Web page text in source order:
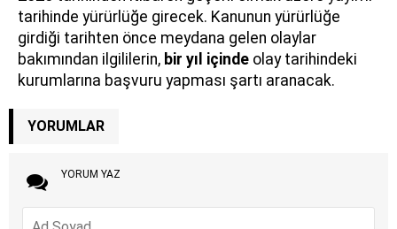
tarihinde yürürlüğe girecek. Kanunun yürürlüğe
girdiği tarihten önce meydana gelen olaylar
bakımından ilgililerin, bir yıl içinde olay tarihindeki
kurumlarına başvuru yapması şartı aranacak.
YORUMLAR
YORUM YAZ